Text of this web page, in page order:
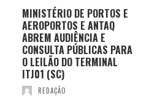
MINISTÉRIO DE PORTOS E
AEROPORTOS E ANTAQ
ABREM AUDIÊNCIA E
CONSULTA PÚBLICAS PARA
O LEILÃO DO TERMINAL
ITJ01 (SC)
REDAÇÃO